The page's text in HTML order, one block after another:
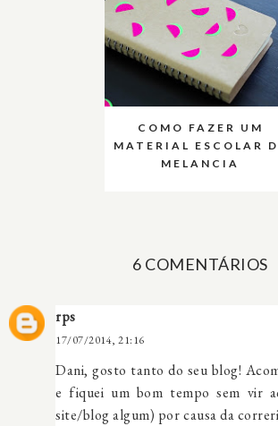
COMO FAZER UM
MATERIAL ESCOLAR
MELANCIA
6 COMENTÁRIOS
rps
17/07/2014, 21:16
Dani, gosto tanto do seu blog!
e fiquei um bom tempo sem vir
site/blog algum) por causa da